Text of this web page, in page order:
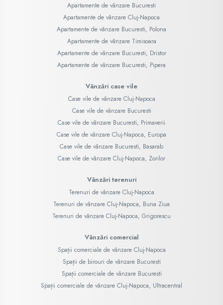
Apartamente de vânzare Bucuresti
Apartamente de vânzare Cluj-Napoca
Apartamente de vânzare Bucuresti, Polona
Apartamente de vânzare Timisoara
Apartamente de vânzare Bucuresti, Dristor
Apartamente de vânzare Bucuresti, Pipera
Vânzări case vile
Case vile de vânzare Cluj-Napoca
Case vile de vânzare Bucuresti
Case vile de vânzare Bucuresti, Primaverii
Case vile de vânzare Cluj-Napoca, Europa
Case vile de vânzare Bucuresti, Basarab
Case vile de vânzare Cluj-Napoca, Zorilor
Vânzări terenuri
Terenuri de vânzare Cluj-Napoca
Terenuri de vânzare Cluj-Napoca, Buna Ziua
Terenuri de vânzare Cluj-Napoca, Grigorescu
Vânzări comercial
Spații comerciale de vânzare Cluj-Napoca
Spații de birouri de vânzare Bucuresti
Spații comerciale de vânzare Bucuresti
Spații comerciale de vânzare Cluj-Napoca, Ultracentral